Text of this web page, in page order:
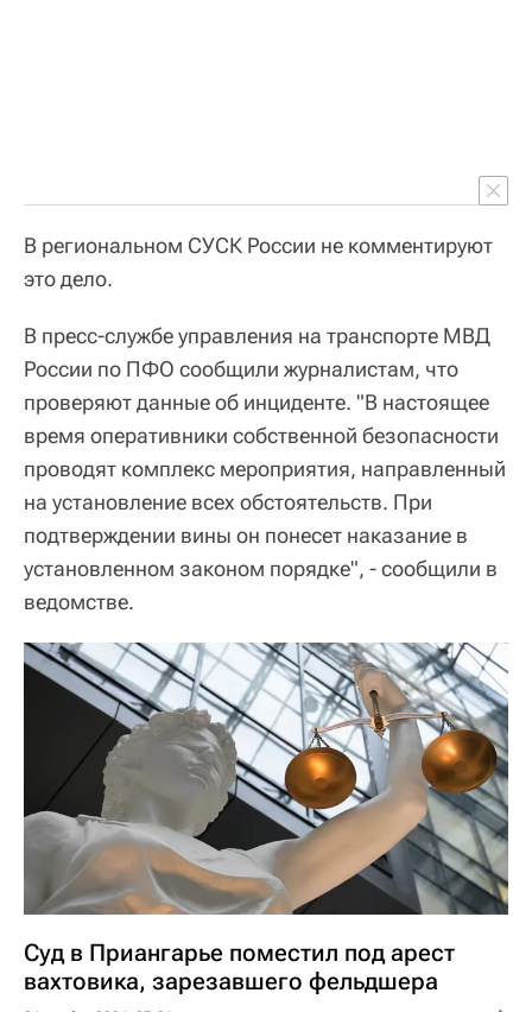
В региональном СУСК России не комментируют
это дело.
В пресс-службе управления на транспорте МВД
России по ПФО сообщили журналистам, что
проверяют данные об инциденте. "В настоящее
время оперативники собственной безопасности
проводят комплекс мероприятия, направленный
на установление всех обстоятельств. При
подтверждении вины он понесет наказание в
установленном законом порядке", - сообщили в
ведомстве.
Суд в Приангарье поместил под арест
вахтовика, зарезавшего фельдшера